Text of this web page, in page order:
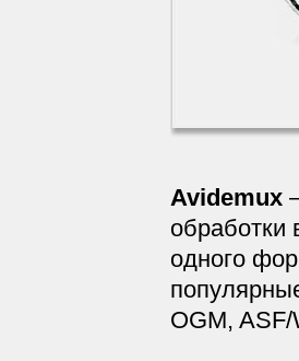
Avidemux
обработки
одного
OGM, ASF/